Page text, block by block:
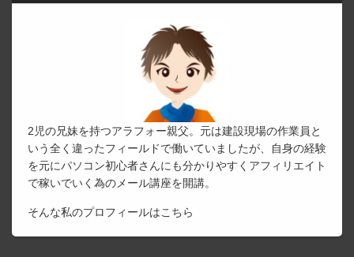
2児の兄妹を持つアラフォー親父。元は建設現場の作業員と
いう全く違ったフィールドで働いていましたが、自身の経験
を元にパソコン初心者さんにも分かりやすくアフィリエイト
で稼いでいく為のメール講座を開講。
そんな私のプロフィールはこちら